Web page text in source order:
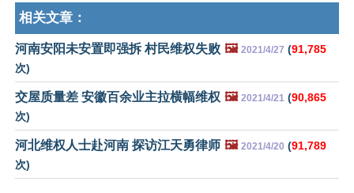
相关文章：
河南安阳未安置即强拆 村民维权失败 🖼️ 2021/4/27 (91,785
次)
交屋质量差 安徽百余业主拉横幅维权 🖼️ 2021/4/21 (90,865
次)
河北维权人士赴河南 探访江天勇律师 🖼️ 2021/4/20 (91,789
次)